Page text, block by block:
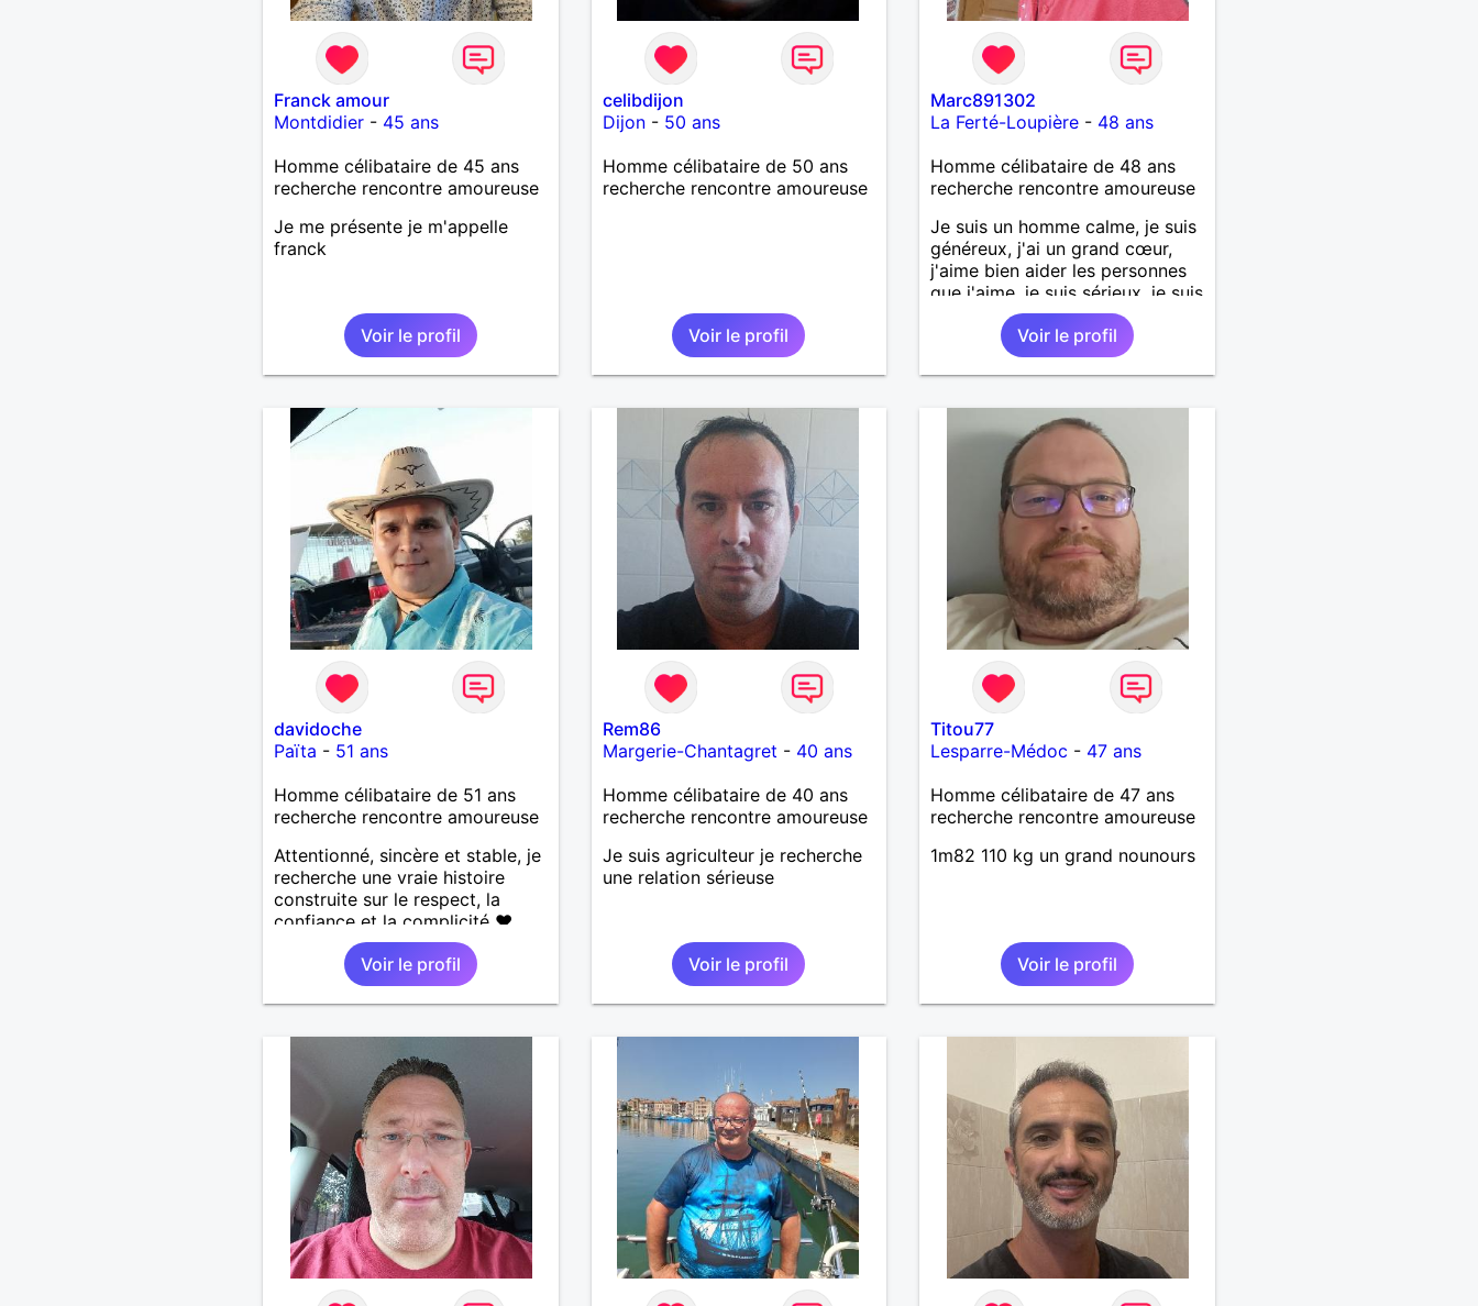
Franck amour
Montdidier- 45 ans
Homme célibataire de 45 ans
recherche rencontre amoureuse
Je me présente je m'appelle
franck
Voir le profil
celibdijon
Dijon- 50 ans
Homme célibataire de 50 ans
recherche rencontre amoureuse
Voir le profil
Marc891302
La Ferté-Loupière - 48 ans
Homme célibataire de 48 ans
recherche rencontre amoureuse
Je suis un homme calme, je suis
généreux, j'ai un grand cœur,
j'aime bien aider les personnes
que j'aime, je suis sérieux, je suis
sincère, je suis honnête, j'aime
pas qu'on joue avec moi et
j'aime pas les mensonges. Je
cherche une relation amoureuse
Voir le profil
davidoche
Païta - 51 ans
Homme célibataire de 51 ans
recherche rencontre amoureuse
Attentionné, sincère et stable, je
recherche une vraie histoire
construite sur le respect, la
confiance et la complicité ❤️
J’aime les choses simples de la
vie : la nature, la mer, les
moments authentiques et les
personnes au grand cœur 🌊🌿
les petits moments de tendresse
et les calinous réguliers 😊❤️ La
solitude finit parfois par peser,
alors si tu es en Nouvelle-
Calédonie et que tu crois encore
à un amour vrai, prenons le
temps de discuter… et laissons
l’avenir nous guider 🌹
Voir le profil
Rem86
Margerie-Chantagret - 40 ans
Homme célibataire de 40 ans
recherche rencontre amoureuse
Je suis agriculteur je recherche
une relation sérieuse
Voir le profil
Titou77
Lesparre-Médoc - 47 ans
Homme célibataire de 47 ans
recherche rencontre amoureuse
1m82 110 kg un grand nounours
Voir le profil